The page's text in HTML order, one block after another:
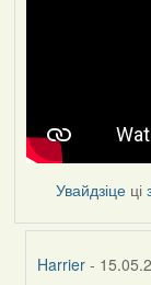
Увайдзіце ці
Harrier -